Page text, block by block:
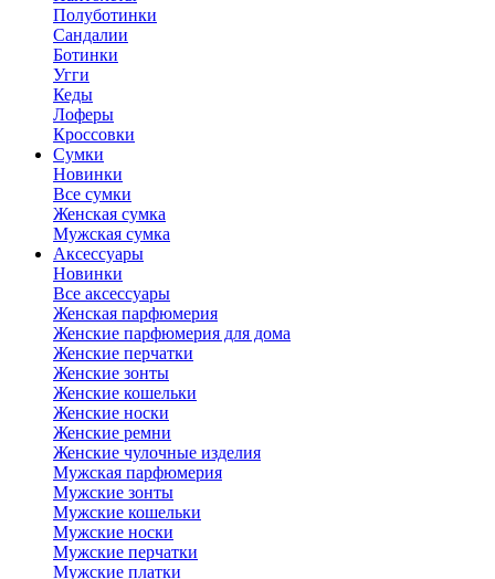
Полуботинки
Сандалии
Ботинки
Угги
Кеды
Лоферы
Кроссовки
Сумки
Новинки
Все сумки
Женская сумка
Мужская сумка
Аксессуары
Новинки
Все аксессуары
Женская парфюмерия
Женские парфюмерия для дома
Женские перчатки
Женские зонты
Женские кошельки
Женские носки
Женские ремни
Женские чулочные изделия
Мужская парфюмерия
Мужские зонты
Мужские кошельки
Мужские носки
Мужские перчатки
Мужские платки